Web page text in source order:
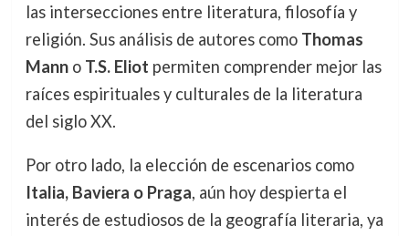
las intersecciones entre literatura, filosofía y
religión. Sus análisis de autores como Thomas
Manno T.S. Eliot permiten comprender mejor las
raíces espirituales y culturales de la literatura
del siglo XX.
Por otro lado, la elección de escenarios como
Italia, Baviera o Praga, aún hoy despierta el
interés de estudiosos de la geografía literaria, ya